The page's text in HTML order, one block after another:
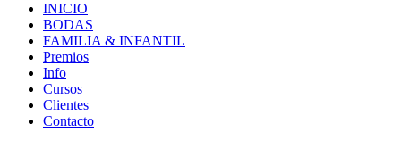
INICIO
BODAS
FAMILIA & INFANTIL
Premios
Info
Cursos
Clientes
Contacto